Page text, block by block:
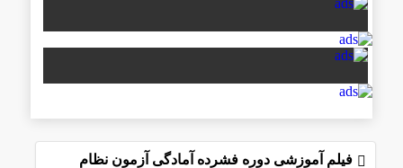
فیلم آموزشی دوره فشرده آمادگی آزمون نظام